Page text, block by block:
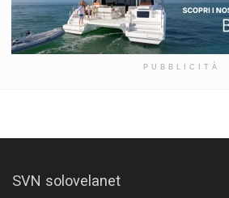
PUBBLICITÀ
SVN solovelanet